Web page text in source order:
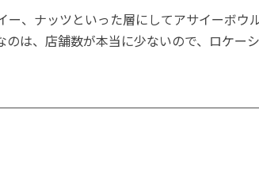
、ナッツといった層にしてアサイーボ
は、店舗数が本当に少ないので、ロケー